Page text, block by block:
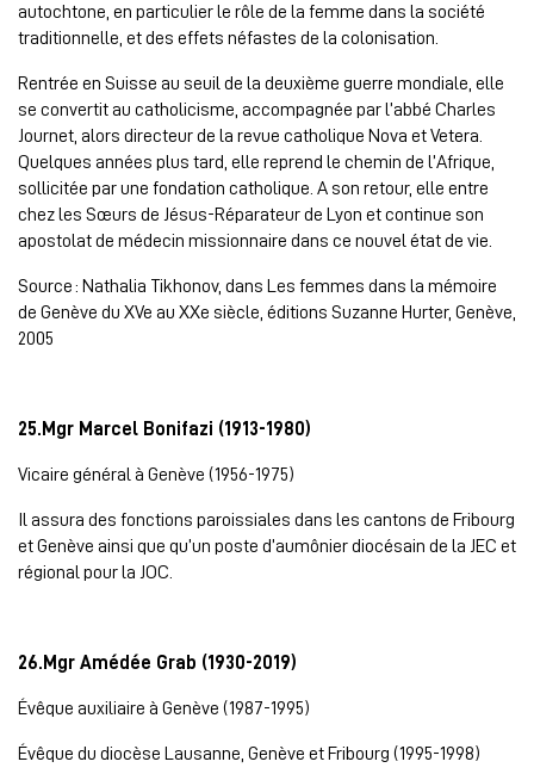
autochtone, en particulier le rôle de la femme dans la société
traditionnelle, et des effets néfastes de la colonisation.
Rentrée en Suisse au seuil de la deuxième guerre mondiale, elle
se convertit au catholicisme, accompagnée par l’abbé Charles
Journet, alors directeur de la revue catholique Nova et Vetera.
Quelques années plus tard, elle reprend le chemin de l’Afrique,
sollicitée par une fondation catholique. A son retour, elle entre
chez les Sœurs de Jésus-Réparateur de Lyon et continue son
apostolat de médecin missionnaire dans ce nouvel état de vie.
Source : Nathalia Tikhonov, dans Les femmes dans la mémoire
de Genève du XVe au XXe siècle, éditions Suzanne Hurter, Genève,
2005
25.Mgr Marcel Bonifazi (1913-1980)
Vicaire général à Genève (1956-1975)
Il assura des fonctions paroissiales dans les cantons de Fribourg
et Genève ainsi que qu’un poste d’aumônier diocésain de la JEC et
régional pour la JOC.
26.Mgr Amédée Grab (1930-2019)
Évêque auxiliaire à Genève (1987-1995)
Évêque du diocèse Lausanne, Genève et Fribourg (1995-1998)